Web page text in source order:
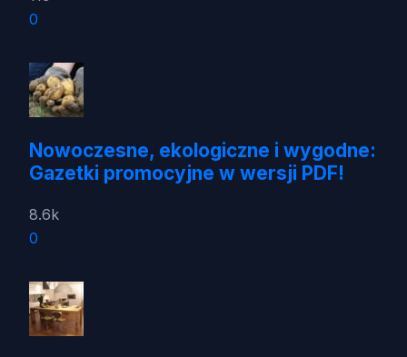
0
Nowoczesne, ekologiczne i wygodne:
Gazetki promocyjne w wersji PDF!
8.6k
0